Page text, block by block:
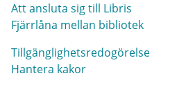
Att ansluta sig till Libris
Fjärrlåna mellan bibliotek
Tillgänglighetsredogörelse
Hantera kakor